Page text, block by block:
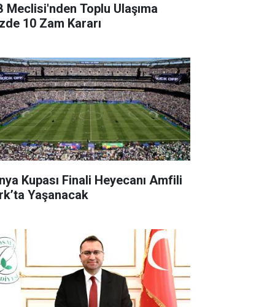
Meclisi'nden Toplu Ulaşıma
10 Zam Kararı
Kupası Finali Heyecanı Amfili
Yaşanacak